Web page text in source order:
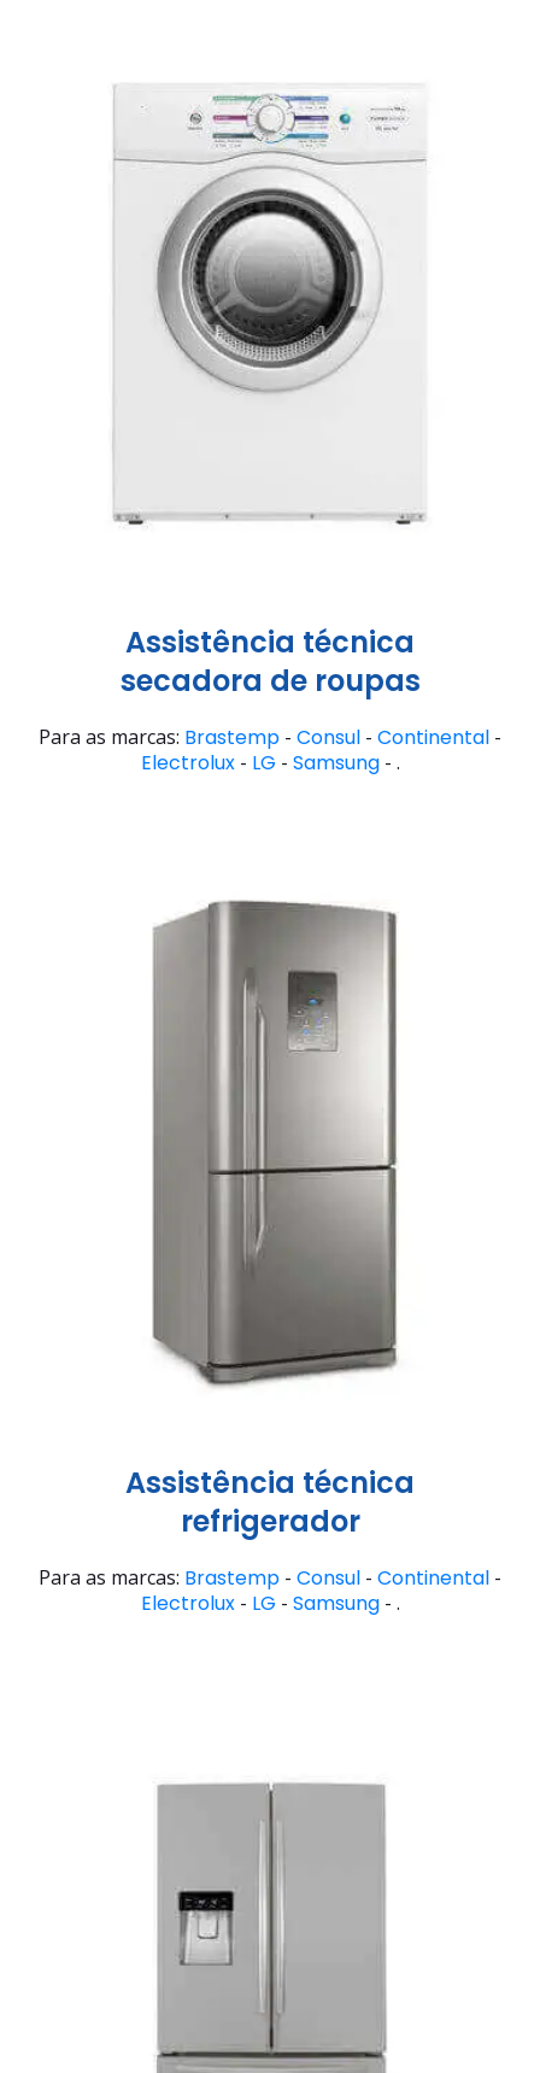
Assistência técnica
secadora de roupas
Para as marcas: Brastemp - Consul - Continental -
Electrolux- LG - Samsung- .
Assistência técnica
refrigerador
Para as marcas: Brastemp - Consul - Continental -
Electrolux- LG - Samsung- .